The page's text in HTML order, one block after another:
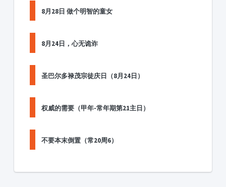
8月28日 做个明智的童女
8月24日，心无诡诈
圣巴尔多禄茂宗徒庆日（8月24日）
权威的需要（甲年-常年期第21主日）
不要本末倒置（常20周6）